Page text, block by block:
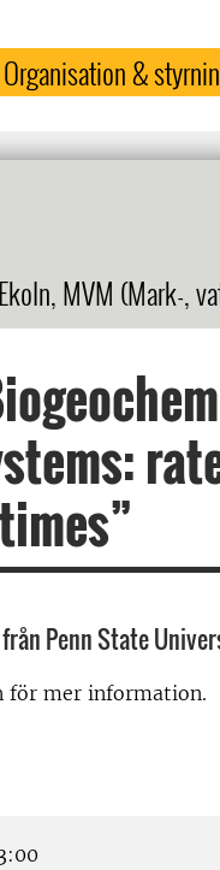
Organisation &
MVM (Mark-,
Penn State
för mer information.